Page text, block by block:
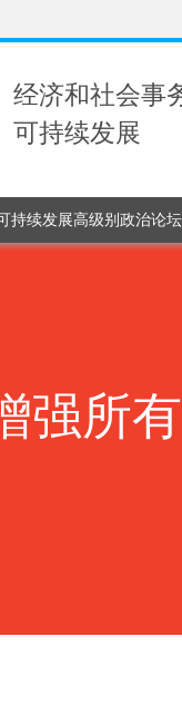
经济和社会事
可持续发展
持续发展高级别政治论坛
强所